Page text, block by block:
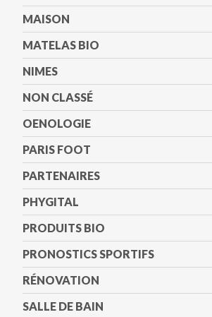
MAISON
MATELAS BIO
NIMES
NON CLASSÉ
OENOLOGIE
PARIS FOOT
PARTENAIRES
PHYGITAL
PRODUITS BIO
PRONOSTICS SPORTIFS
RÉNOVATION
SALLE DE BAIN